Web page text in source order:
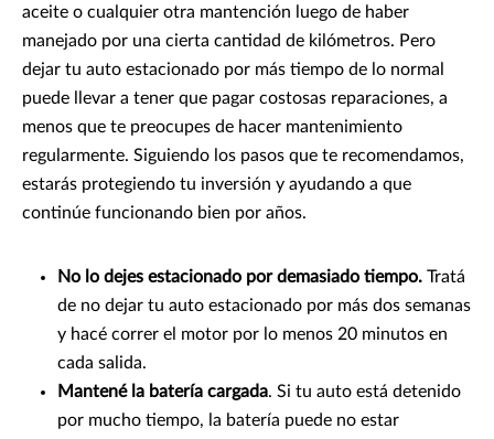
aceite o cualquier otra mantención luego de haber
manejado por una cierta cantidad de kilómetros. Pero
dejar tu auto estacionado por más tiempo de lo normal
puede llevar a tener que pagar costosas reparaciones, a
menos que te preocupes de hacer mantenimiento
regularmente. Siguiendo los pasos que te recomendamos,
estarás protegiendo tu inversión y ayudando a que
continúe funcionando bien por años.
No lo dejes estacionado por demasiado tiempo. Tratá
de no dejar tu auto estacionado por más dos semanas
y hacé correr el motor por lo menos 20 minutos en
cada salida.
Mantené la batería cargada. Si tu auto está detenido
por mucho tiempo, la batería puede no estar